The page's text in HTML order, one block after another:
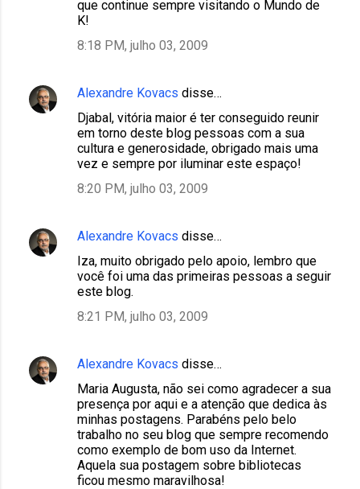
que continue sempre visitando o Mundo de
K!
8:18 PM, julho 03, 2009
Alexandre Kovacs disse…
Djabal, vitória maior é ter conseguido reunir
em torno deste blog pessoas com a sua
cultura e generosidade, obrigado mais uma
vez e sempre por iluminar este espaço!
8:20 PM, julho 03, 2009
Alexandre Kovacs disse…
Iza, muito obrigado pelo apoio, lembro que
você foi uma das primeiras pessoas a seguir
este blog.
8:21 PM, julho 03, 2009
Alexandre Kovacs disse…
Maria Augusta, não sei como agradecer a sua
presença por aqui e a atenção que dedica às
minhas postagens. Parabéns pelo belo
trabalho no seu blog que sempre recomendo
como exemplo de bom uso da Internet.
Aquela sua postagem sobre bibliotecas
ficou mesmo maravilhosa!